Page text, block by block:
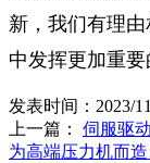
新，我们有理
中发挥更加重要
发表时间：2023/
上一篇： 伺服驱
为高端压力机而